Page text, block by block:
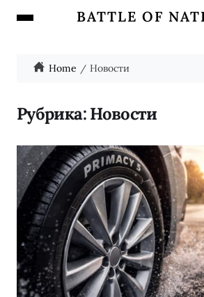
BATTLE OF
Home Новости
Рубрика:Новости